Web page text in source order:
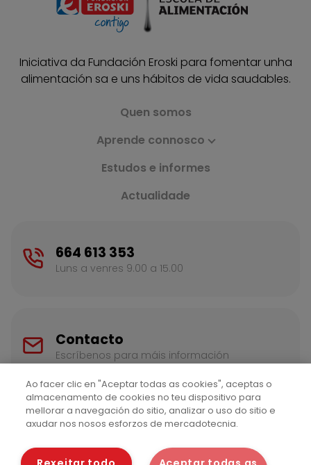
Iniciativa da Fundación Eroski para fomentar unha
alimentación sa e uns hábitos de vida saudables.
Quen somos
Aprende connosco
Estudos e informes
Actualidade
664 613 353
Luns a venres 9.00 a 15.00
Contacto
Escríbenos para máis información
Ao facer clic en "Aceptar todas as cookies", aceptas o
almacenamento de cookies no teu dispositivo para
mellorar a navegación do sitio, analizar o uso do sitio e
axudar nos nosos esforzos de mercadotecnia.